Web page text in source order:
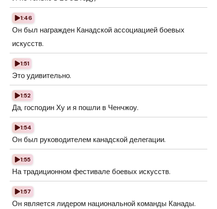
1:46
Он был награжден Канадской ассоциацией боевых
искусств.
1:51
Это удивительно.
1:52
Да, господин Ху и я пошли в Ченчжоу.
1:54
Он был руководителем канадской делегации.
1:55
На традиционном фестивале боевых искусств.
1:57
Он является лидером национальной команды Канады.